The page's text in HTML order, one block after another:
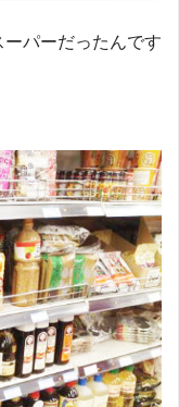
パーだったんです